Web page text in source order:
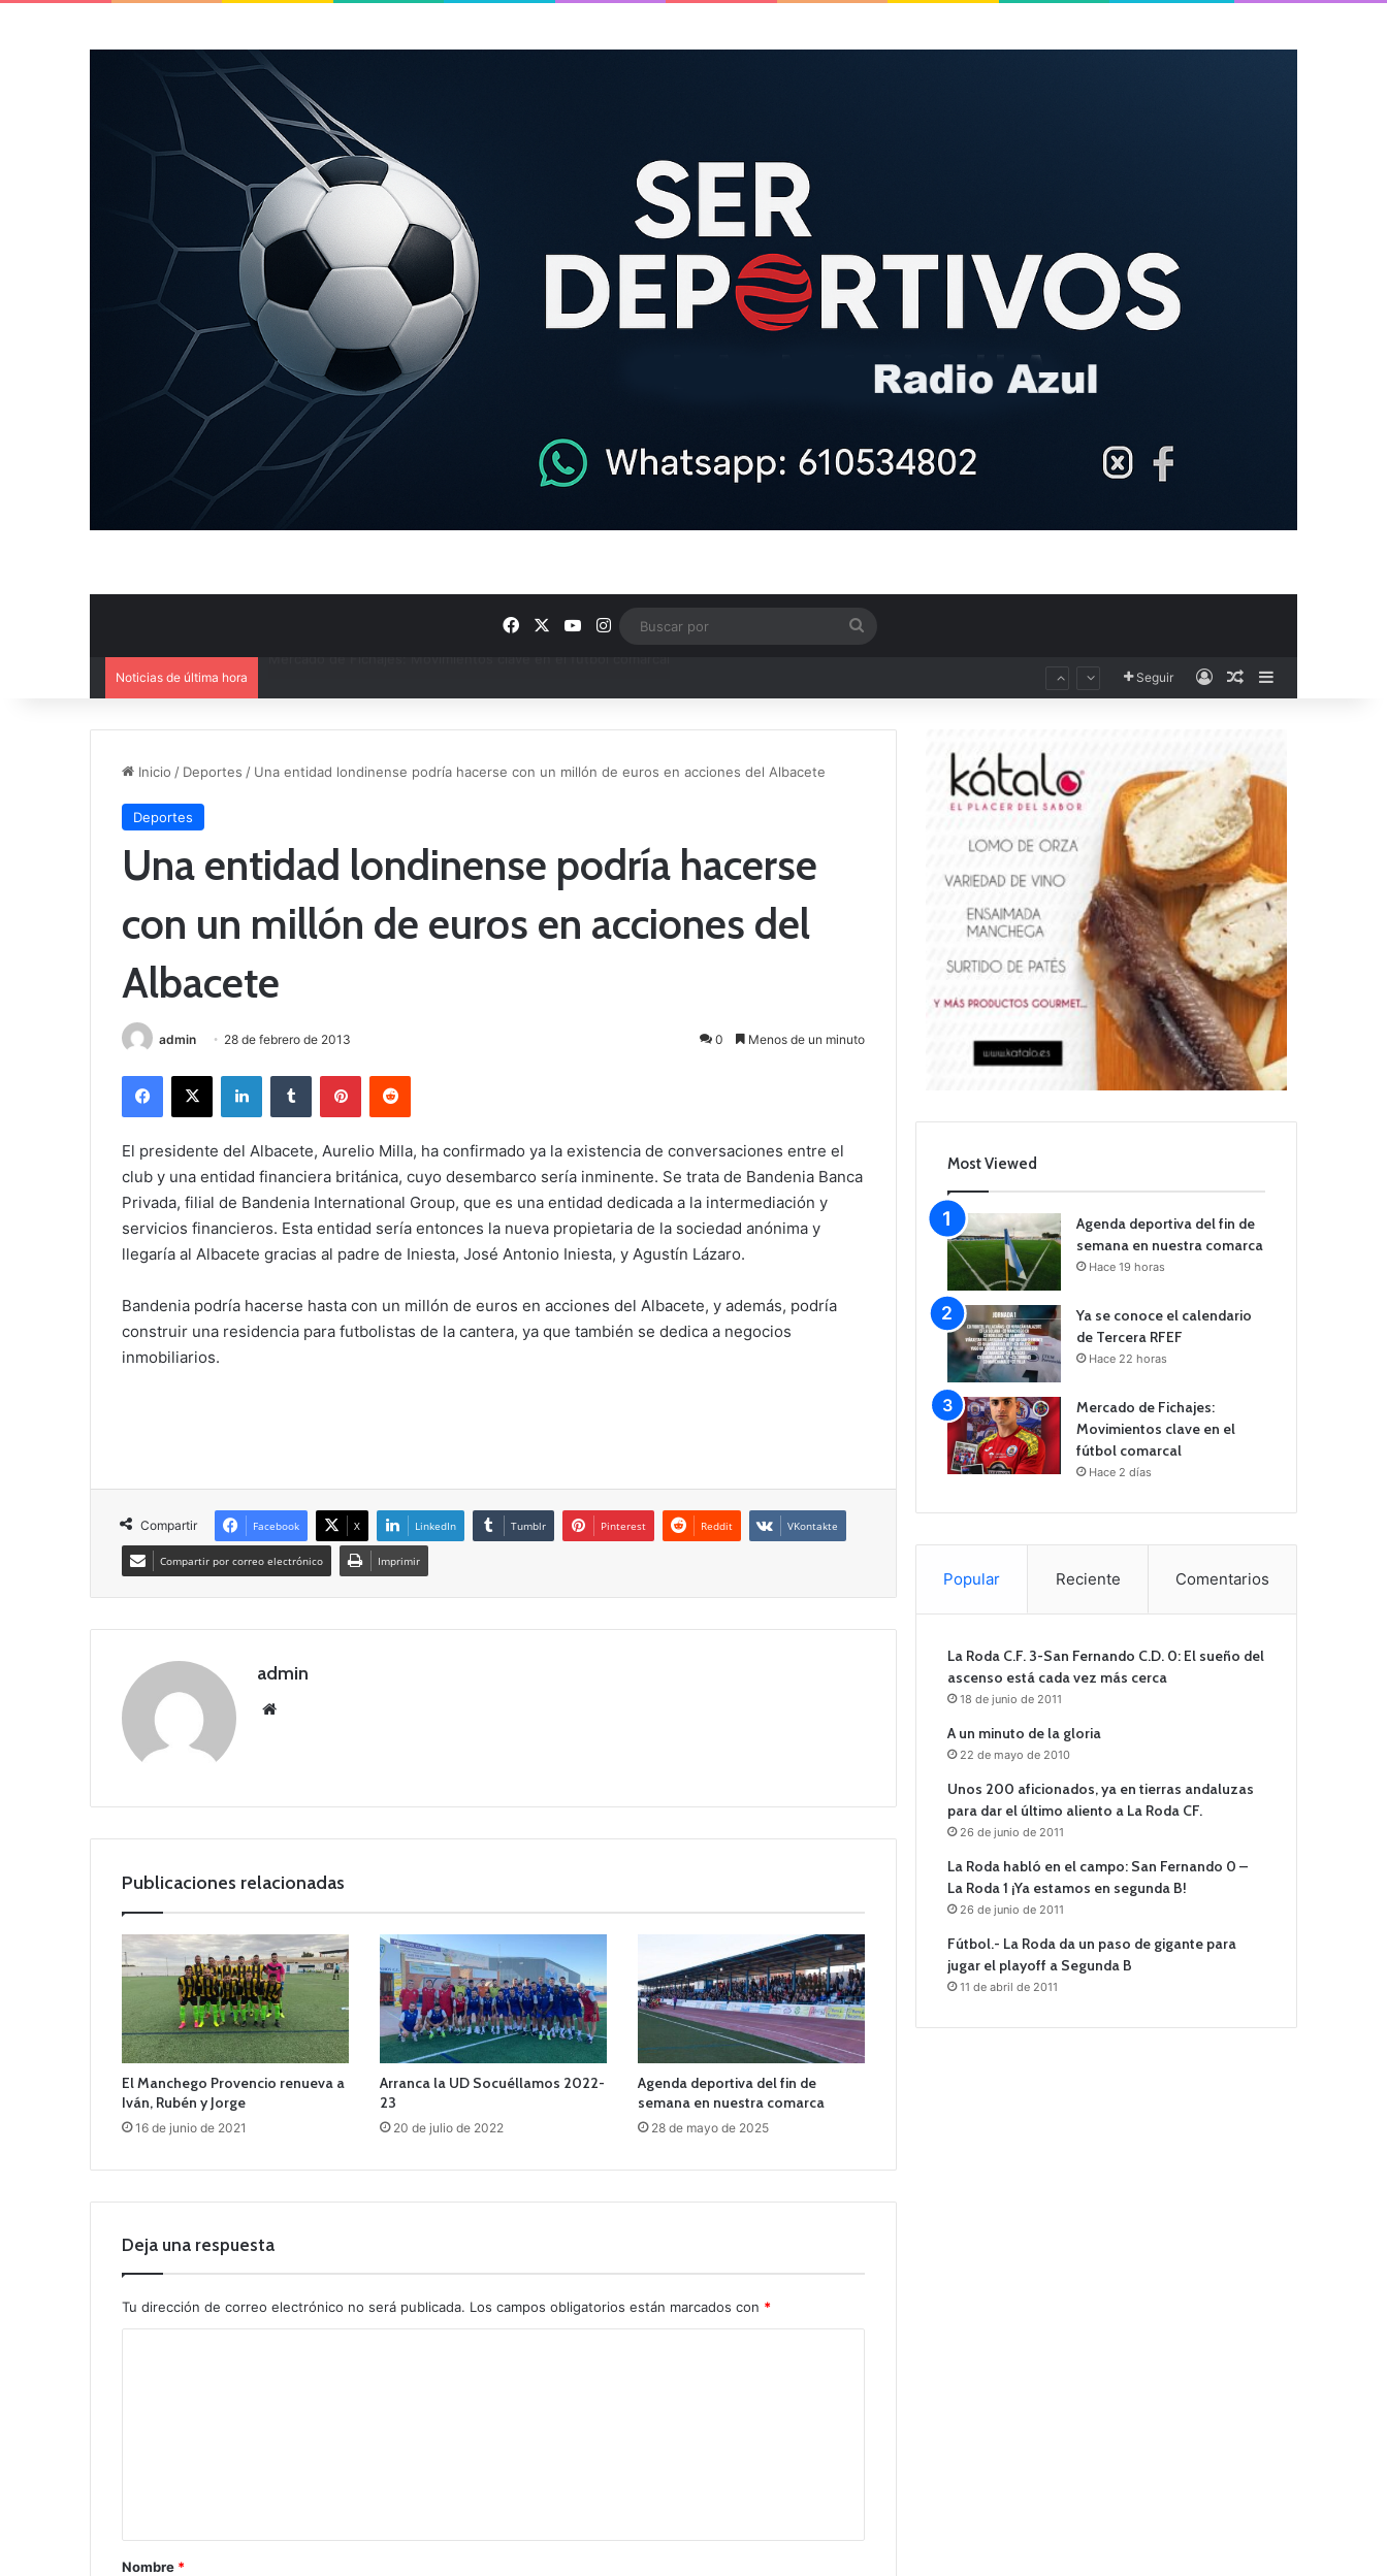
FacebookYouTube
Instagram
Noticias de última hora Seguir AccesoPublicación al
Inicio / Deportes / Una entidad londinense podría hacerse con un millón de euros en acciones del Albacete
Deportes
Una entidad londinense podría hacerse
con un millón de euros en acciones del
Albacete
admin 28 de febrero de 2013 0 Menos de un minuto
El presidente del Albacete, Aurelio Milla, ha confirmado ya la existencia de conversaciones entre el
club y una entidad financiera británica, cuyo desembarco sería inminente. Se trata de Bandenia Banca
Privada, filial de Bandenia International Group, que es una entidad dedicada a la intermediación y
servicios financieros. Esta entidad sería entonces la nueva propietaria de la sociedad anónima y
llegaría al Albacete gracias al padre de Iniesta, José Antonio Iniesta, y Agustín Lázaro.
Bandenia podría hacerse hasta con un millón de euros en acciones del Albacete, y además, podría
construir una residencia para futbolistas de la cantera, ya que también se dedica a negocios
inmobiliarios.
Compartir Facebook X LinkedIn Tumblr Pinterest Reddit VKontakte
Compartir por correo electrónico Imprimir
admin
Publicaciones relacionadas
El Manchego Provencio renueva a
Iván, Rubén y Jorge
16 de junio de 2021
Arranca la UD Socuéllamos 2022-
23
20 de julio de 2022
Agenda deportiva del fin de
semana en nuestra comarca
28 de mayo de 2025
Deja una respuesta
Tu dirección de correo electrónico no será publicada. Los campos obligatorios están marcados con *
rNombre *
Most Viewed
Agenda deportiva del fin de
semana en nuestra comarca
Hace 19 horas
Ya se conoce el calendario
de Tercera RFEF
Hace 22 horas
Mercado de Fichajes:
Movimientos clave en el
fútbol comarcal
Hace 2 días
Popular Reciente Comentarios
La Roda C.F. 3-San Fernando C.D. 0: El sueño del
ascenso está cada vez más cerca
18 de junio de 2011
A un minuto de la gloria
22 de mayo de 2010
Unos 200 aficionados, ya en tierras andaluzas
para dar el último aliento a La Roda CF.
26 de junio de 2011
La Roda habló en el campo: San Fernando 0 –
La Roda 1 ¡Ya estamos en segunda B!
26 de junio de 2011
Fútbol.- La Roda da un paso de gigante para
jugar el playoff a Segunda B
11 de abril de 2011